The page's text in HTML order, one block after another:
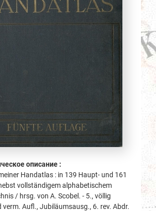
описание :
Handatlas : in 139 Haupt- und 161
vollständigem alphabetischem
/ hrsg. von A. Scobel. - 5., völlig
verm. Aufl., Jubiläumsausg., 6. rev. Abdr.